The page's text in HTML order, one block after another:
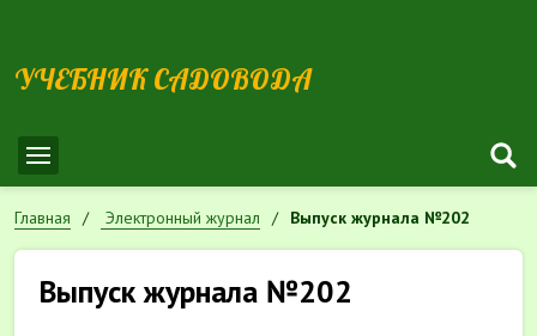
УЧЕБНИК САДОВОДА
Главная Электронный журнал Выпуск журнала №202
Выпуск журнала №202